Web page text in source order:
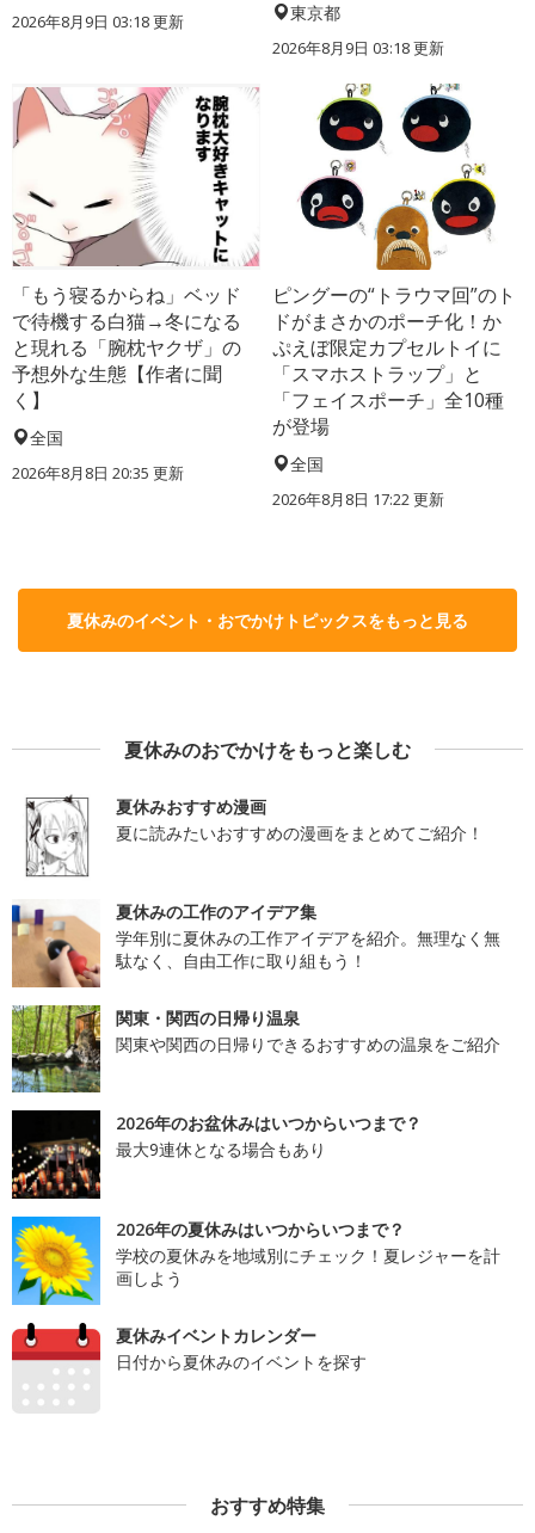
2026年8月9日 03:18更新 東京都
2026年8月9日 03:18更新
「もう寝るからね」ベッド
で待機する白猫→冬になる
と現れる「腕枕ヤクザ」の
予想外な生態【作者に聞
く】
全国
2026年8月8日 20:35 更新
ピングーの“トラウマ回”のト
ドがまさかのポーチ化！か
ぷえぼ限定カプセルトイに
「スマホストラップ」と
「フェイスポーチ」全10種
が登場
全国
2026年8月8日 17:22更新
夏休みのイベント・おでかけトピックスをもっと見る
夏休みのおでかけをもっと楽しむ
夏休みおすすめ漫画
夏に読みたいおすすめの漫画をまとめてご紹介！
夏休みの工作のアイデア集
学年別に夏休みの工作アイデアを紹介。無理なく無
駄なく、自由工作に取り組もう！
関東・関西の日帰り温泉
関東や関西の日帰りできるおすすめの温泉をご紹介
2026年のお盆休みはいつからいつまで？
最大9連休となる場合もあり
2026年の夏休みはいつからいつまで？
学校の夏休みを地域別にチェック！夏レジャーを計
画しよう
夏休みイベントカレンダー
日付から夏休みのイベントを探す
おすすめ特集